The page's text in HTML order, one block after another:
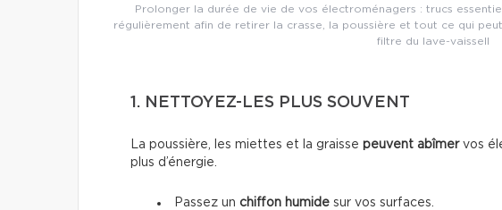
Prolonger la durée de vie de vos électroménagers : trucs
régulièrement afin de retirer la crasse, la poussière et tout ce qui
filtre du lave-vaissell
1. NETTOYEZ-LES PLUS SOUVENT
La poussière, les miettes et la graisse peuvent abîmervos
plus d’énergie.
Passez un chiffon humide sur vos surfaces.